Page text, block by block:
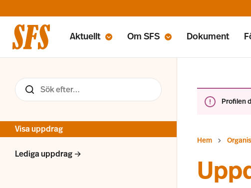
Aktuellt Om SFS Dokument
Visa uppdrag
Lediga uppdrag →
Profilen
Hem